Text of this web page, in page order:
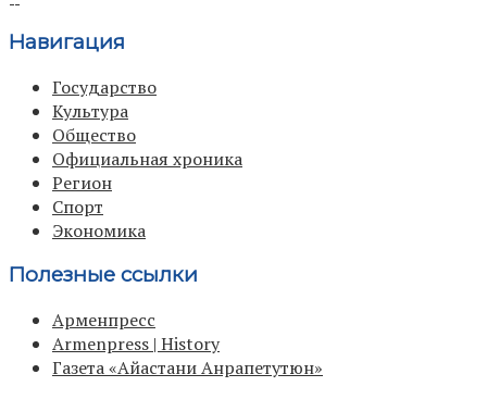
Навигация
Государство
Культура
Общество
Официальная хроника
Регион
Спорт
Экономика
Полезные ссылки
Арменпресс
Armenpress | History
Газета «Айастани Анрапетутюн»